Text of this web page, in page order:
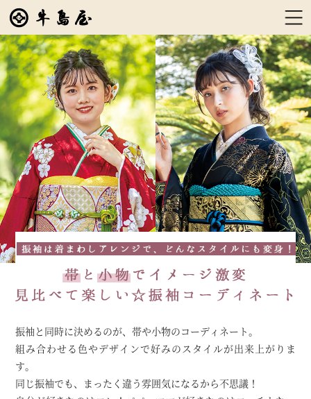
振袖と同時に決めるのが、帯や小物のコーディネート。
組み合わせる色やデザインで好みのスタイルが出来上がりま
す。
同じ振袖でも、まったく違う雰囲気になるから不思議！